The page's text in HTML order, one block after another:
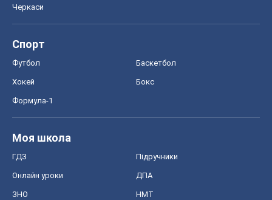
Черкаси
Спорт
Футбол Баскетбол
Хокей Бокс
Формула-1
Моя школа
ГДЗ Підручники
Онлайн уроки ДПА
ЗНО НМТ